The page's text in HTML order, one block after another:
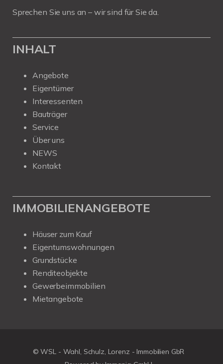
Sprechen Sie uns an – wir sind für Sie da.
INHALT
Angebote
Eigentümer
Interessenten
Bauträger
Service
Über uns
NEWS
Kontakt
IMMOBILIENANGEBOTE
Häuser zum Kauf
Eigentumswohnungen
Grundstücke
Renditeobjekte
Gewerbeimmobilien
Mietangebote
© WSL - Wahl, Schulz, Lorenz - Immobilien GbR